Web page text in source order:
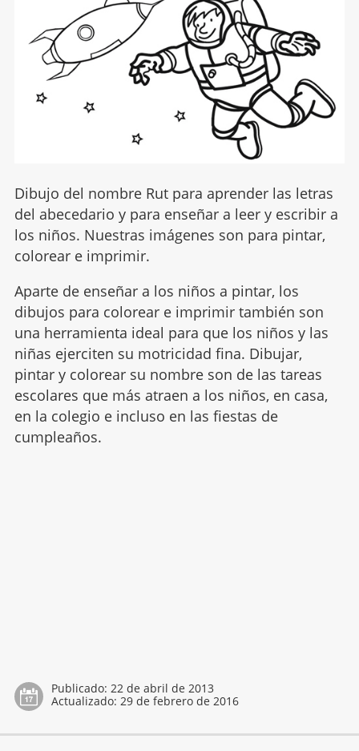
Dibujo del nombre Rut para aprender las letras
del abecedario y para enseñar a leer y escribir a
los niños. Nuestras imágenes son para pintar,
colorear e imprimir.
Aparte de enseñar a los niños a pintar, los
dibujos para colorear e imprimir también son
una herramienta ideal para que los niños y las
niñas ejerciten su motricidad fina. Dibujar,
pintar y colorear su nombre son de las tareas
escolares que más atraen a los niños, en casa,
en la colegio e incluso en las fiestas de
cumpleaños.
Publicado: 22 de abril de 2013
Actualizado: 29 de febrero de 2016